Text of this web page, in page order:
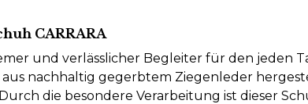
CARRARA
und verlässlicher Begleiter für den jeden
aus nachhaltig gegerbtem Ziegenleder
die besondere Verarbeitung ist dieser